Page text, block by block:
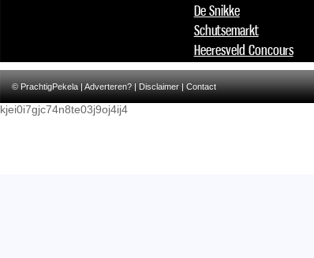
De Snikke
Schutsemarkt
Heeresveld Concours
© PrachtigPekela |Adverteren?|Disclaimer|Contact
kjei0i7gjc74n8te03j9oj4ij4